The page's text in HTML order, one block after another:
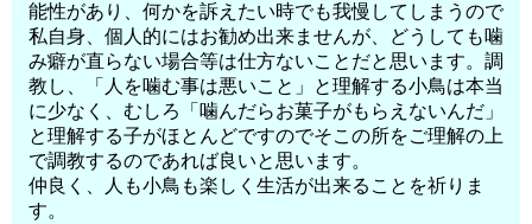
能性があり、何かを訴えたい時でも我慢してしまうので
私自身、個人的にはお勧め出来ませんが、どうしても噛
み癖が直らない場合等は仕方ないことだと思います。調
教し、「人を噛む事は悪いこと」と理解する小鳥は本当
に少なく、むしろ「噛んだらお菓子がもらえないんだ」
と理解する子がほとんどですのでそこの所をご理解の上
で調教するのであれば良いと思います。
仲良く、人も小鳥も楽しく生活が出来ることを祈りま
す。